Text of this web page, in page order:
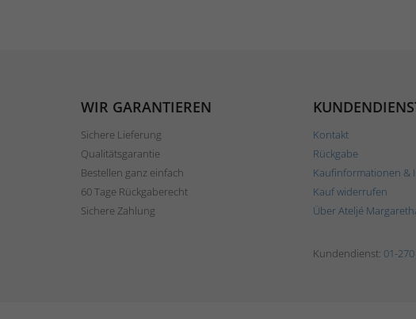
WIR GARANTIEREN
Sichere Lieferung
Qualitätsgarantie
Bestellen ganz einfach
60 Tage Rückgaberecht
Sichere Zahlung
Kontakt
Rückgabe
Kaufinformationen &
Kauf widerrufen
Über Ateljé
Kundendienst: 01-